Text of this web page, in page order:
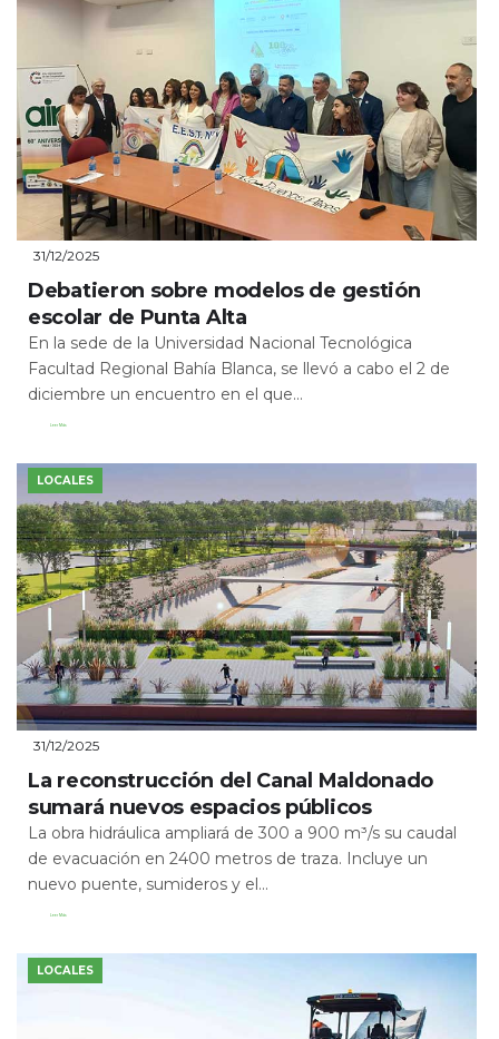
31/12/2025
Debatieron sobre modelos de gestión
escolar de Punta Alta
En la sede de la Universidad Nacional Tecnológica
Facultad Regional Bahía Blanca, se llevó a cabo el 2 de
diciembre un encuentro en el que...
Leer Más
LOCALES
31/12/2025
La reconstrucción del Canal Maldonado
sumará nuevos espacios públicos
La obra hidráulica ampliará de 300 a 900 m³/s su caudal
de evacuación en 2400 metros de traza. Incluye un
nuevo puente, sumideros y el...
Leer Más
LOCALES